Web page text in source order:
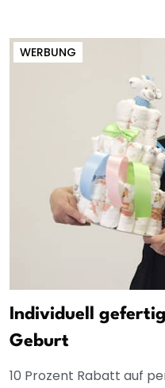
WERBUNG
Individuell
Geburt
10 Prozent Rabatt auf